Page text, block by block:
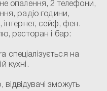
опалення, 2 телефони,
радіо години,
інтернет, сейф, фен.
ресторан і бар:
спеціалізується на
кухні.
зможуть